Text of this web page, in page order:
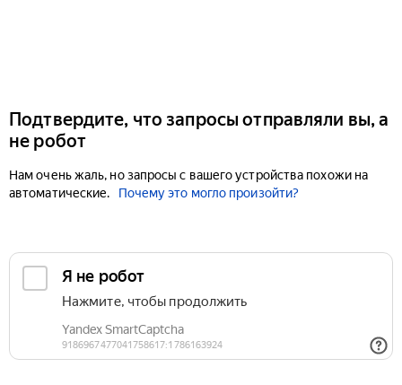
Подтвердите, что запросы отправляли вы, а
не робот
Нам очень жаль, но запросы с вашего устройства похожи на
автоматические.
Почему это могло произойти?